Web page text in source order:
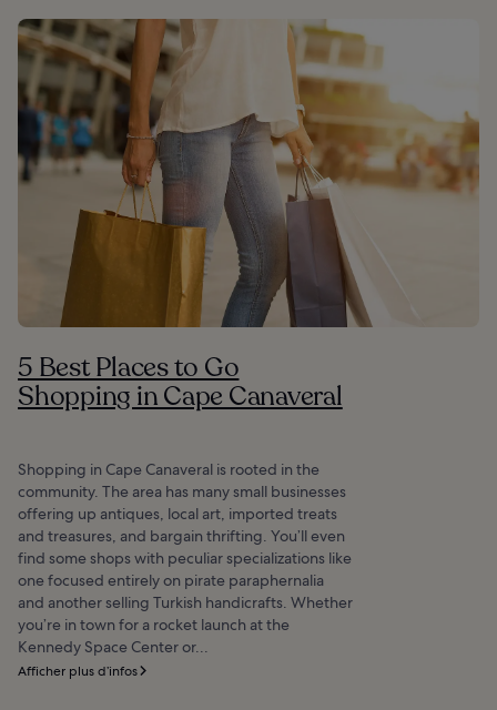
5 Best Places to Go
Shopping in Cape Canaveral
Shopping in Cape Canaveral is rooted in the
community. The area has many small businesses
offering up antiques, local art, imported treats
and treasures, and bargain thrifting. You’ll even
find some shops with peculiar specializations like
one focused entirely on pirate paraphernalia
and another selling Turkish handicrafts. Whether
you’re in town for a rocket launch at the
Kennedy Space Center or...
Afficher plus d’infos